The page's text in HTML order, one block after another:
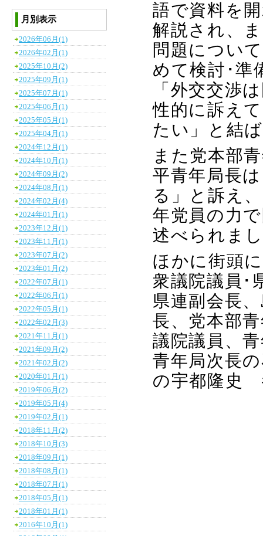
語で資料を
解説され、
問題につい
めて検討･準
「外交交渉
性的に訴え
たい」と結
また党本部
平青年局長
る」と訴え
年党員の力
述べられま
ほかに街頭
衆議院議員･
県連副会長
長、党本部
議院議員、
青年局次長
の宇都隆史
月別表示
2026年06月(1)
2026年02月(1)
2025年10月(2)
2025年09月(1)
2025年07月(1)
2025年06月(1)
2025年05月(1)
2025年04月(1)
2024年12月(1)
2024年10月(1)
2024年09月(2)
2024年08月(1)
2024年02月(4)
2024年01月(1)
2023年12月(1)
2023年11月(1)
2023年07月(2)
2023年01月(2)
2022年07月(1)
2022年06月(1)
2022年05月(1)
2022年02月(3)
2021年11月(1)
2021年09月(2)
2021年02月(2)
2020年01月(1)
2019年06月(2)
2019年05月(4)
2019年02月(1)
2018年11月(2)
2018年10月(3)
2018年09月(1)
2018年08月(1)
2018年07月(1)
2018年05月(1)
2018年01月(1)
2016年10月(1)